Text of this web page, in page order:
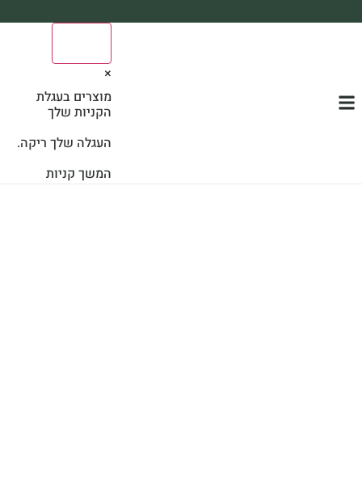
×
מוצרים בעגלת
הקניות שלך
העגלה שלך ריקה.
המשך קניות